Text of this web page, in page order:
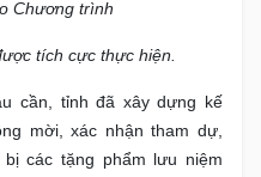
Chương trình
tích cực thực hiện.
cần, tỉnh đã xây dựng kế
mời, xác nhận tham dự,
các tặng phẩm lưu niệm